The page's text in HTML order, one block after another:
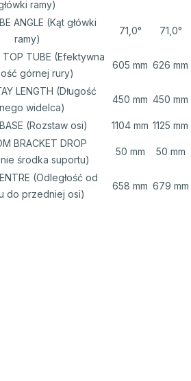
ramy)
ANGLE (Kąt główki
ramy)
71,0° 71,0°
TOP TUBE (Efektywna
górnej rury)
605 mm 626 mm
LENGTH (Długość
widelca)
450 mm 450 mm
(Rozstaw osi) 1104 mm 1125 mm
BRACKET DROP
środka suportu)
50 mm 50 mm
(Odległość od
do przedniej osi)
658 mm 679 mm